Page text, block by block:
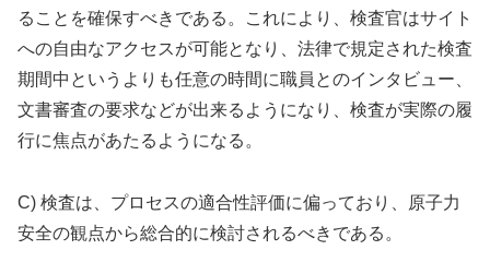
ることを確保すべきである。これにより、検査官はサイト
への自由なアクセスが可能となり、法律で規定された検査
期間中というよりも任意の時間に職員とのインタビュー、
文書審査の要求などが出来るようになり、検査が実際の履
行に焦点があたるようになる。
C) 検査は、プロセスの適合性評価に偏っており、原子力
安全の観点から総合的に検討されるべきである。